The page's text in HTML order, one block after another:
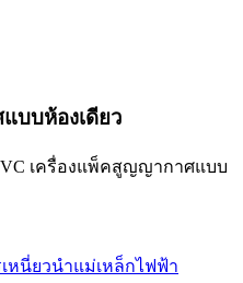
บบห้องเดียว
เครื่องแพ็คสูญญากาศแบบ
หนี่ยวนำแม่เหล็กไฟฟ้า